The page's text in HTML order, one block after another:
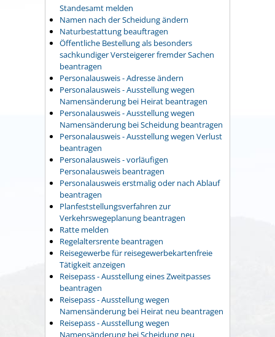
Standesamt melden
Namen nach der Scheidung ändern
Naturbestattung beauftragen
Öffentliche Bestellung als besonders
sachkundiger Versteigerer fremder Sachen
beantragen
Personalausweis - Adresse ändern
Personalausweis - Ausstellung wegen
Namensänderung bei Heirat beantragen
Personalausweis - Ausstellung wegen
Namensänderung bei Scheidung beantragen
Personalausweis - Ausstellung wegen Verlust
beantragen
Personalausweis - vorläufigen
Personalausweis beantragen
Personalausweis erstmalig oder nach Ablauf
beantragen
Planfeststellungsverfahren zur
Verkehrswegeplanung beantragen
Ratte melden
Regelaltersrente beantragen
Reisegewerbe für reisegewerbekartenfreie
Tätigkeit anzeigen
Reisepass - Ausstellung eines Zweitpasses
beantragen
Reisepass - Ausstellung wegen
Namensänderung bei Heirat neu beantragen
Reisepass - Ausstellung wegen
Namensänderung bei Scheidung neu